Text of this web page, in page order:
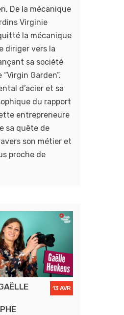
De la mécanique
Virginie
la mécanique
diriger vers la
sa société
Garden”.
d’acier et sa
du rapport
entrepreneure
sa quête de
son métier et
proche de
13 AVR